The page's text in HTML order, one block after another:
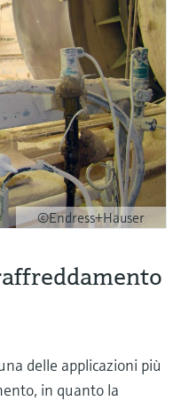
©Endress+Hauser
delle applicazioni più
in quanto la